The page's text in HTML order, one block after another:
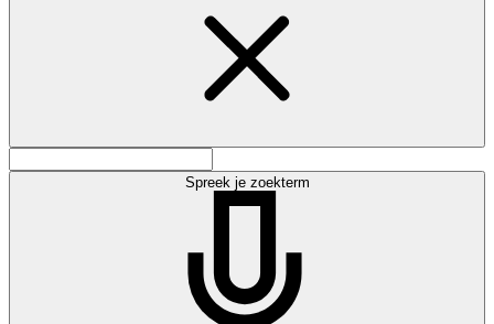
Spreek je zoekterm